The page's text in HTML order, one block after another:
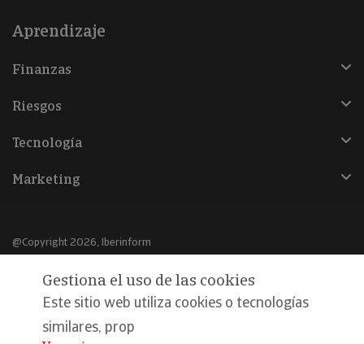
Aprendizaje
Finanzas
Riesgos
Tecnología
Marketing
@Copyright 2026, Iberinform
Aviso legal
Política de cookies
Declaración de privacidad
Gestiona el uso de las cookies
Este sitio web utiliza cookies o tecnologías
similares, prop